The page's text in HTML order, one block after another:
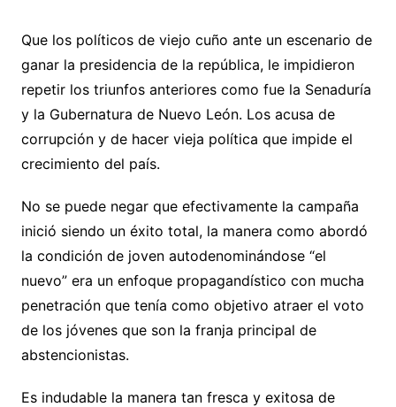
Que los políticos de viejo cuño ante un escenario de
ganar la presidencia de la república, le impidieron
repetir los triunfos anteriores como fue la Senaduría
y la Gubernatura de Nuevo León. Los acusa de
corrupción y de hacer vieja política que impide el
crecimiento del país.
No se puede negar que efectivamente la campaña
inició siendo un éxito total, la manera como abordó
la condición de joven autodenominándose “el
nuevo” era un enfoque propagandístico con mucha
penetración que tenía como objetivo atraer el voto
de los jóvenes que son la franja principal de
abstencionistas.
Es indudable la manera tan fresca y exitosa de